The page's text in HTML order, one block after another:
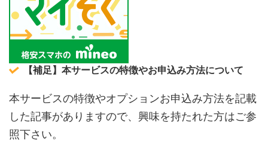
【補足】本サービスの特徴やお申込み方法について
本サービスの特徴やオプションお申込み方法を記載
した記事がありますので、興味を持たれた方はご参
照下さい。